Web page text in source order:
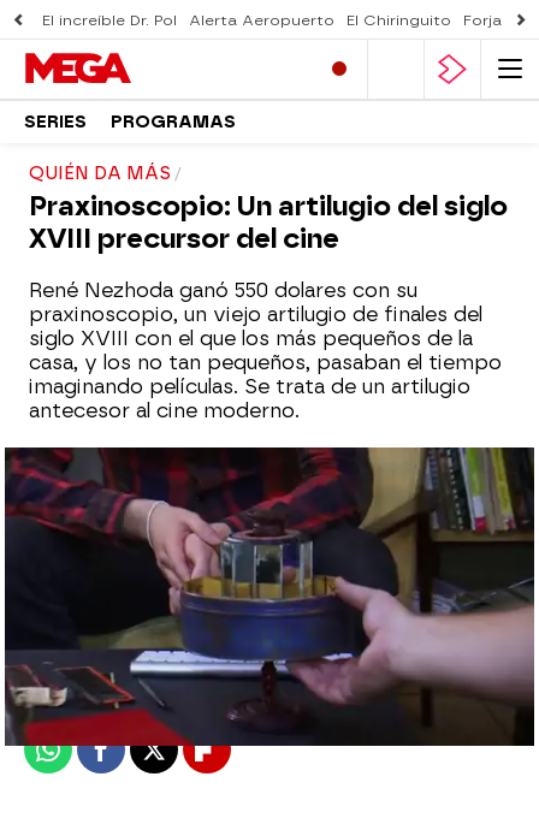
El increíble Dr. Pol Alerta Aeropuerto El Chiringuito Forjado
SERIES PROGRAMAS
QUIÉN DA MÁS
Praxinoscopio: Un artilugio del siglo
XVIII precursor del cine
René Nezhoda ganó 550 dolares con su
praxinoscopio, un viejo artilugio de finales del
siglo XVIII con el que los más pequeños de la
casa, y los no tan pequeños, pasaban el tiempo
imaginando películas. Se trata de un artilugio
antecesor al cine moderno.
Madrid
Publicado:12 de febrero de 2018, 13:01
WhatsappFacebook
X Flipboard